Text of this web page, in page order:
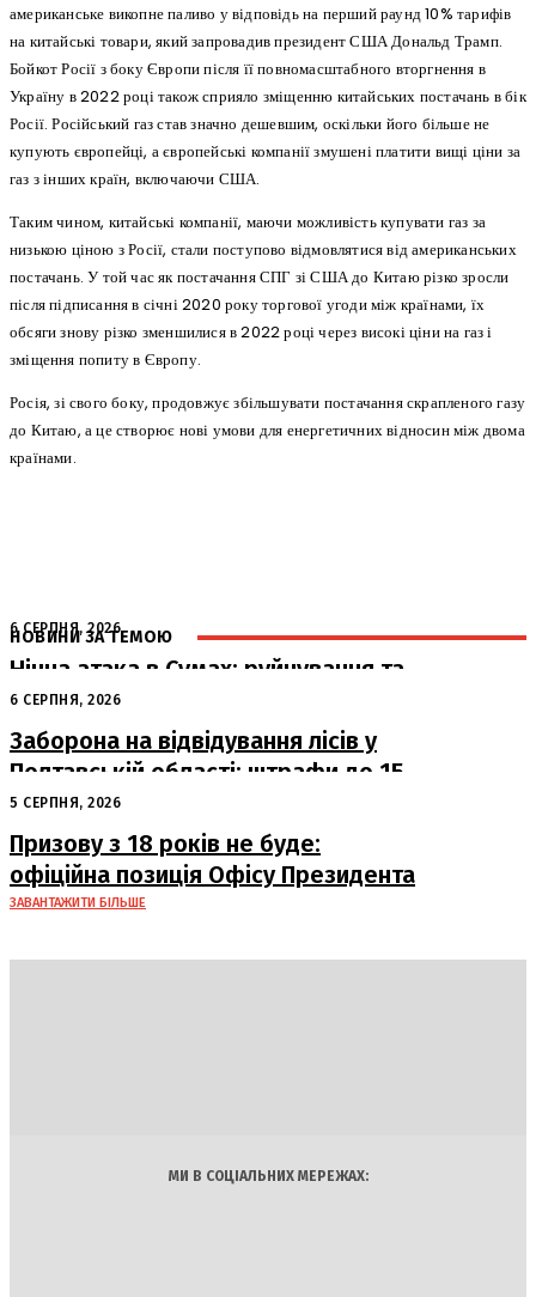
американське викопне паливо у відповідь на перший раунд 10% тарифів
на китайські товари, який запровадив президент США Дональд Трамп.
Бойкот Росії з боку Європи після її повномасштабного вторгнення в
Україну в 2022 році також сприяло зміщенню китайських постачань в бік
Росії. Російський газ став значно дешевшим, оскільки його більше не
купують європейці, а європейські компанії змушені платити вищі ціни за
газ з інших країн, включаючи США.
Таким чином, китайські компанії, маючи можливість купувати газ за
низькою ціною з Росії, стали поступово відмовлятися від американських
постачань. У той час як постачання СПГ зі США до Китаю різко зросли
після підписання в січні 2020 року торгової угоди між країнами, їх
обсяги знову різко зменшилися в 2022 році через високі ціни на газ і
зміщення попиту в Європу.
Росія, зі свого боку, продовжує збільшувати постачання скрапленого газу
до Китаю, а це створює нові умови для енергетичних відносин між двома
країнами.
НОВИНИ ЗА ТЕМОЮ
6 СЕРПНЯ, 2026
Нічна атака в Сумах: руйнування та
жертви від російських авіабомб
6 СЕРПНЯ, 2026
Заборона на відвідування лісів у
Полтавській області: штрафи до 15
тисяч гривень
5 СЕРПНЯ, 2026
Призову з 18 років не буде:
офіційна позиція Офісу Президента
ЗАВАНТАЖИТИ БІЛЬШЕ
МИ В СОЦІАЛЬНИХ МЕРЕЖАХ: